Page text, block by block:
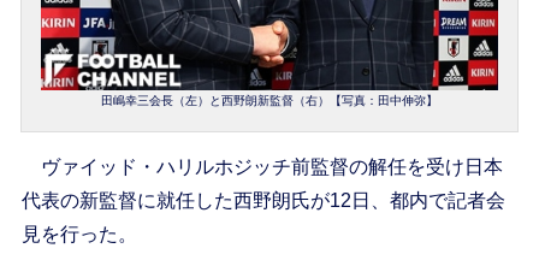
田嶋幸三会長（左）と西野朗新監督（右）【写真：田中伸弥】
ヴァイッド・ハリルホジッチ前監督の解任を受け日本
代表の新監督に就任した西野朗氏が12日、都内で記者会
見を行った。